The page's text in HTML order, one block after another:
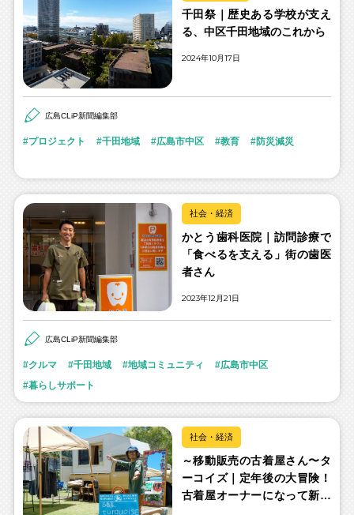
千田祭｜歴史ある学校が支え
る、中区千田地域のこれから
2024年10月17日
広島CLiP新聞編集部
プロジェクト 千田地域 広島市中区 教育 防災減災
社会・経済
かとう歯科医院｜訪問診療で
「食べるを支える」街の歯医
者さん
2023年12月21日
広島CLiP新聞編集部
クルマ 千田地域 地域コミュニティ
広島市中区
暮らしサポート
社会・経済
～移動販売の古着屋さん〜タ
ーコイズ｜定年後の大冒険！
古着屋オーナーになって新し